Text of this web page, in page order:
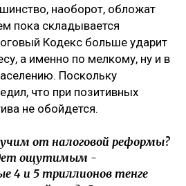
наоборот, обложат
пока складывается
Кодекс больше ударит
а именно по мелкому, ну и в
Поскольку
что при позитивных
не обойдется.
от налоговой реформы?
ощутимым -
4 и 5 триллионов тенге